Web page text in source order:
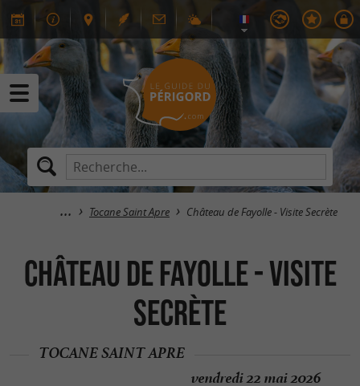
Tocane Saint Apre Château de Fayolle - Visite Secrète
Château de Fayolle - Visite
Secrète
TOCANE SAINT APRE
vendredi 22 mai 2026